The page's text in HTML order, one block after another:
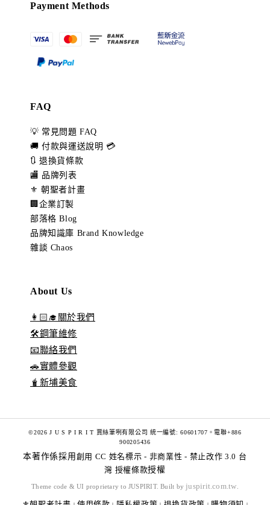
Payment Methods
FAQ
💡 常見問題 FAQ
🚚 付款與運送說明 💳
🔃 退換貨條款
🏬 品牌列表
⚜️ 朝聖者計畫
🏢企業訂製
部落格 Blog
品牌知識庫 Brand Knowledge
雜談 Chaos
About Us
👩🏻‍🎓關於我們
🛠️鋼筆維修
📧聯絡我們
🚗實體參觀
🧋新埔美食
©2026 J U S P I R I T 賈絲筆咧有限公司 統一編號: 60601707。電聯+886
900205436
本著作係採用 創用 CC 姓名標示 - 非商業性 - 禁止改作 3.0 台
灣 授權條款授權
Theme code & UI proprietary to JUSPIRIT. Built by juspirit.com.tw